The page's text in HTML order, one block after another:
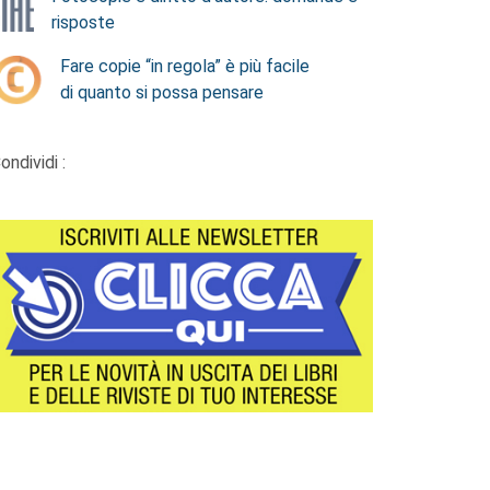
risposte
Fare copie “in regola” è più facile
di quanto si possa pensare
: